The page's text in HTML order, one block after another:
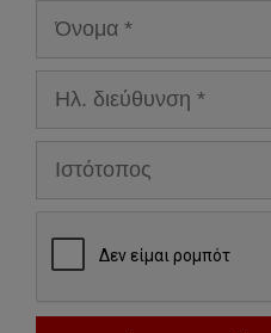
Όνομα
Ηλ.
διεύθυνση
Ιστότοπος